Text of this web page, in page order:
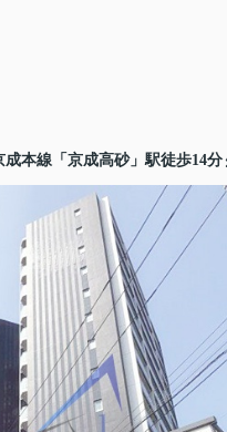
成本線「京成高砂」駅徒歩14分